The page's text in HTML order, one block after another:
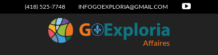
(418) 525-7748 INFOGOEXPLORIA@GMAIL.COM
Affaires